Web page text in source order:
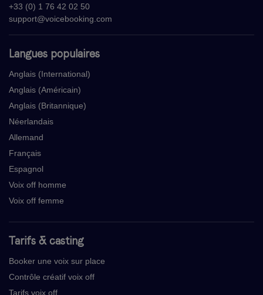
Langues populaires
Anglais (International)
Anglais (Américain)
Anglais (Britannique)
Néerlandais
Allemand
Français
Espagnol
Voix off homme
Voix off femme
Tarifs & casting
Booker une voix sur place
Contrôle créatif voix off
Tarifs voix off
+33 (0) 1 76 42 02 50
support@voicebooking.com